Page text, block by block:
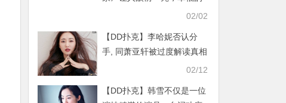
家庭生活让娘娘的演技大涨
02/02
【DD扑克】李哈妮否认分
手, 同萧亚轩被过度解读真相
02/12
【DD扑克】韩雪不仅是一位